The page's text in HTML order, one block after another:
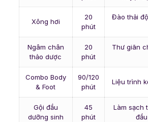
Xông hơi
20
phút
Đào thải
Ngâm chân
thảo dược
20
phút
Thư giãn
Combo Body
& Foot
90/120
phút
Liệu trình
Gội đầu
dưỡng sinh
45
phút
Làm sạch